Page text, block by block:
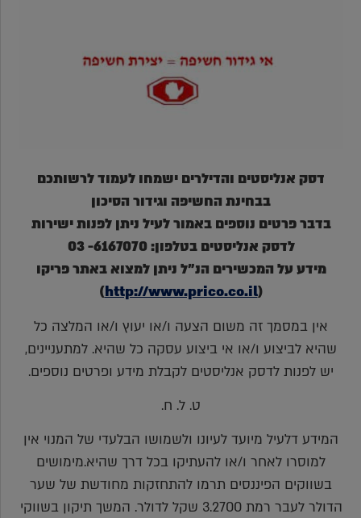
דסק אנליסטים והדילרים ישמחו לעמוד לרשותכם
בבחינת החשיפה וגידור הסיכון
בדבר פרטים נוספים באמור לעיל ניתן לפנות ישירות
לדסק אנליסטים בטלפון: 6167070- 03
מידע על המכשירים הנ"ל ניתן למצוא באתר פריקו
(
http://www.prico.co.il
)
אין במסמך זה משום הצעה ו/או יעוץ ו/או המלצה כל
שהיא לביצוע ו/או אי ביצוע עסקה כל שהיא. למתעניינים,
יש לפנות לדסק אנליסטים לקבלת מידע ופרטים נוספים.
ט. ל. ח.
המידע דלעיל מיועד לעיונו ולשמושו הבלעדי של המנוי אין
למוסרו לאחר ו/או להעתיקו בכל דרך שהיא.מימושים
בשווקים הפיננסים תרמו להתחזקות מחודשת של שער
הדולר לעבר רמת 3.2700 שקל לדולר. המשך תיקון בשווקי